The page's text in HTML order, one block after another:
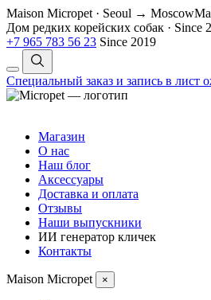
Maison Micropet · Seoul → Moscow
Дом редких корейских собак · Since
+7 965 783 56 23 Since 2019
Специальный заказ и запись в лист
Магазин
О нас
Наш блог
Аксессуары
Доставка и оплата
Отзывы
Наши выпускники
ИИ генератор кличек
Контакты
Maison Micropet ×